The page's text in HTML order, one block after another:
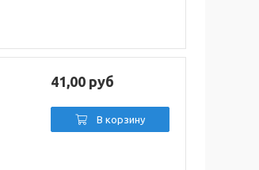
41,00 руб
В корзину